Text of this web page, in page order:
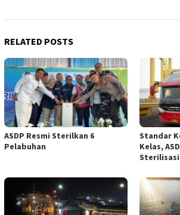
RELATED POSTS
ASDP Resmi Sterilkan 6
Pelabuhan
Standar
Kelas,
Sterilisasi